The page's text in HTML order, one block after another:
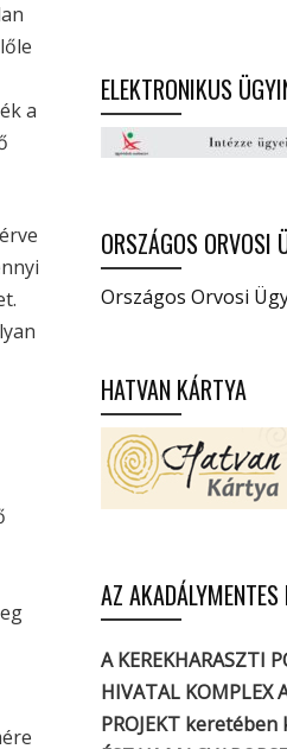
a
ELEKTRONIKUS
ORSZÁGOS ORVOSI
Országos Orvosi
HATVAN KÁRTYA
AZ
A KEREKHARASZTI
HIVATAL KOMPLEX
PROJEKT keretében